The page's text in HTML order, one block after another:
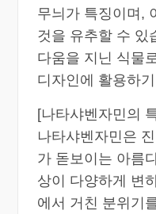
무늬가 특징이며,
것을 유추할 수 있
다움을 지닌 식물
디자인에 활용하
[나타샤벤자민의
나타샤벤자민은
가 돋보이는 아름
상이 다양하게 변
에서 거친 분위기